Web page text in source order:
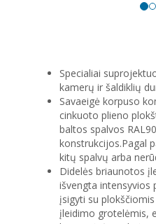
Specialiai
kamerų ir šaldiklių
Savaeigė korpuso
cinkuoto plieno
baltos spalvos
konstrukcijos.Pagal
kitų spalvų arba
Didelės briaunotos
išvengta intensyvios
įsigyti su
įleidimo grotelėmis,